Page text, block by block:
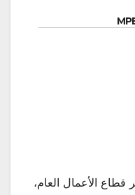
الأعمال العام،